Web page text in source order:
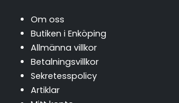
Om oss
Butiken i Enköping
Allmänna villkor
Betalningsvillkor
Sekretesspolicy
Artiklar